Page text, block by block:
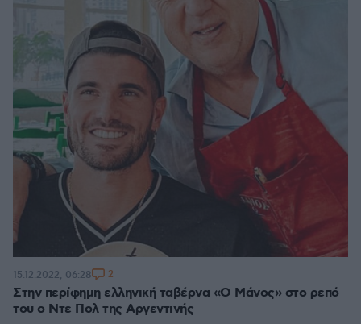
Στην περίφημη ελληνική ταβέρνα «Ο Μάνος» στο ρεπό
του ο Ντε Πολ της Αργεντινής
15.12.2022, 06:28 2